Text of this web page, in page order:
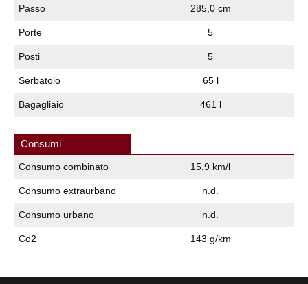
Passo 285,0 cm
Porte 5
Posti 5
Serbatoio 65 l
Bagagliaio 461 l
Consumi
Consumo combinato 15.9 km/l
Consumo extraurbano n.d.
Consumo urbano n.d.
Co2 143 g/km